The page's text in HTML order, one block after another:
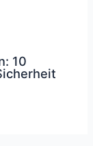
10